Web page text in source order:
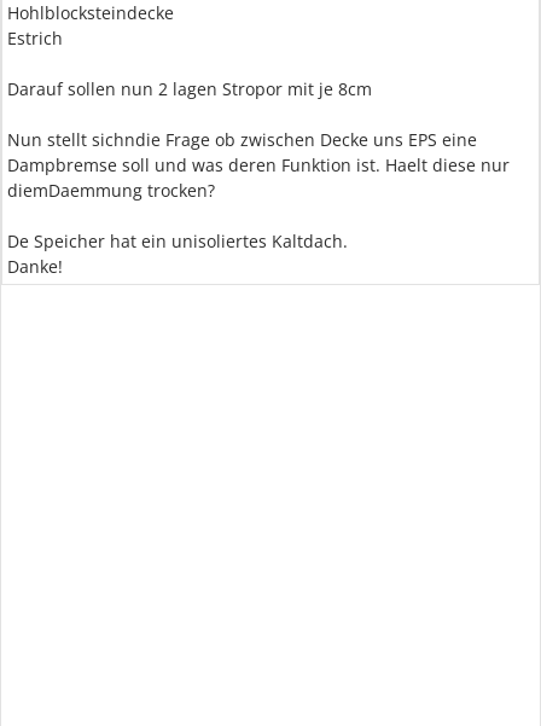
Hohlblocksteindecke
Estrich
Darauf sollen nun 2 lagen Stropor mit je 8cm
Nun stellt sichndie Frage ob zwischen Decke uns EPS eine
Dampbremse soll und was deren Funktion ist. Haelt diese nur
diemDaemmung trocken?
De Speicher hat ein unisoliertes Kaltdach.
Danke!